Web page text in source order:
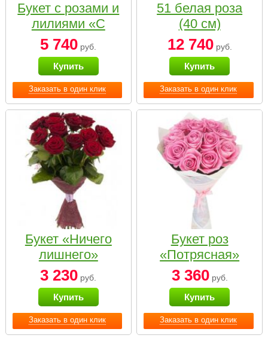
Заказать в один клик
Букет с розами и
лилиями «С
наилучшими
пожеланиями»
5 740 руб.
Купить
Заказать в один клик
51 белая роза
(40 см)
12 740руб.
Купить
Заказать в один клик
Букет «Ничего
лишнего»
3 230 руб.
Купить
Заказать в один клик
Букет роз
«Потрясная»
3 360руб.
Купить